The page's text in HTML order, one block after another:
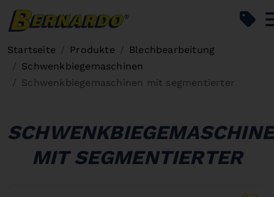
Startseite Produkte
Blechbearbeitung
Schwenkbiegemaschinen
Schwenkbiegemaschinen mit segmentierter
MIT SEGMENTIERTER